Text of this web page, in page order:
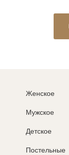
Женское
Мужское
Детское
Постельные